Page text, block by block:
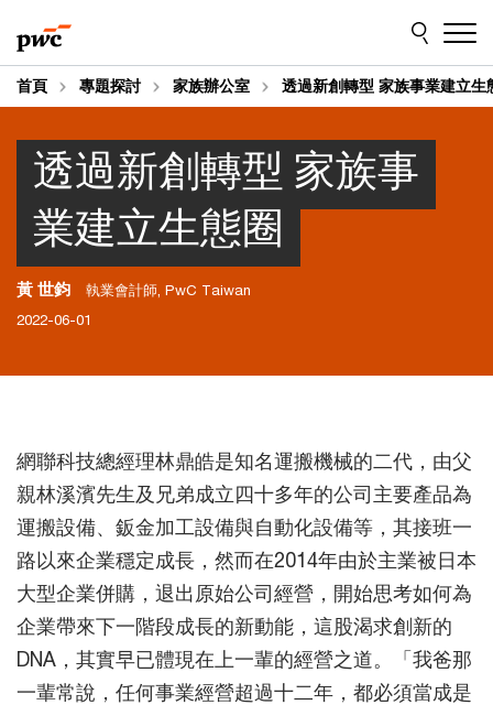
to
content
to
footer
首頁 專題探討 家族辦公室 透過新創轉型 家族事業建立生
透過新創轉型 家族事
業建立生態圈
黃 世鈞
執業會計師, PwC Taiwan
2022-06-01
網聯科技總經理林鼎皓是知名運搬機械的二代，由父
親林溪濱先生及兄弟成立四十多年的公司主要產品為
運搬設備、鈑金加工設備與自動化設備等，其接班一
路以來企業穩定成長，然而在2014年由於主業被日本
大型企業併購，退出原始公司經營，開始思考如何為
企業帶來下一階段成長的新動能，這股渴求創新的
DNA，其實早已體現在上一輩的經營之道。「我爸那
一輩常說，任何事業經營超過十二年，都必須當成是